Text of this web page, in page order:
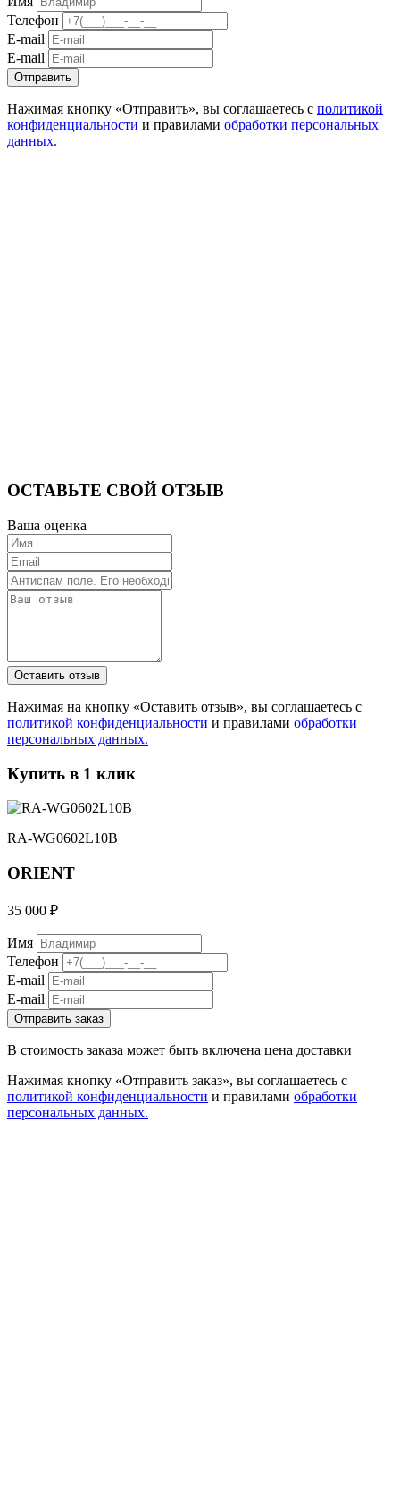
Телефон
E-mail
E-mail
Отправить
Нажимая кнопку «Отправить», вы соглашаетесь с политикой
конфиденциальности и правилами обработки персональных
данных.
ОСТАВЬТЕ СВОЙ ОТЗЫВ
Ваша оценка
Нажимая на кнопку «Оставить отзыв», вы соглашаетесь с
политикой конфиденциальности и правилами обработки
персональных данных.
Купить в 1 клик
RA-WG0602L10B
ORIENT
35 000 ₽
Имя
Телефон
E-mail
E-mail
Отправить заказ
В стоимость заказа может быть включена цена доставки
Нажимая кнопку «Отправить заказ», вы соглашаетесь с
политикой конфиденциальности и правилами обработки
персональных данных.